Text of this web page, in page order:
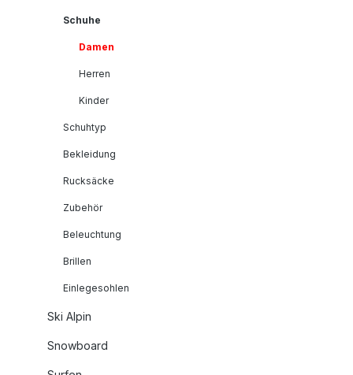
Schuhe
Damen
Herren
Kinder
Schuhtyp
Bekleidung
Rucksäcke
Zubehör
Beleuchtung
Brillen
Einlegesohlen
Ski Alpin
Snowboard